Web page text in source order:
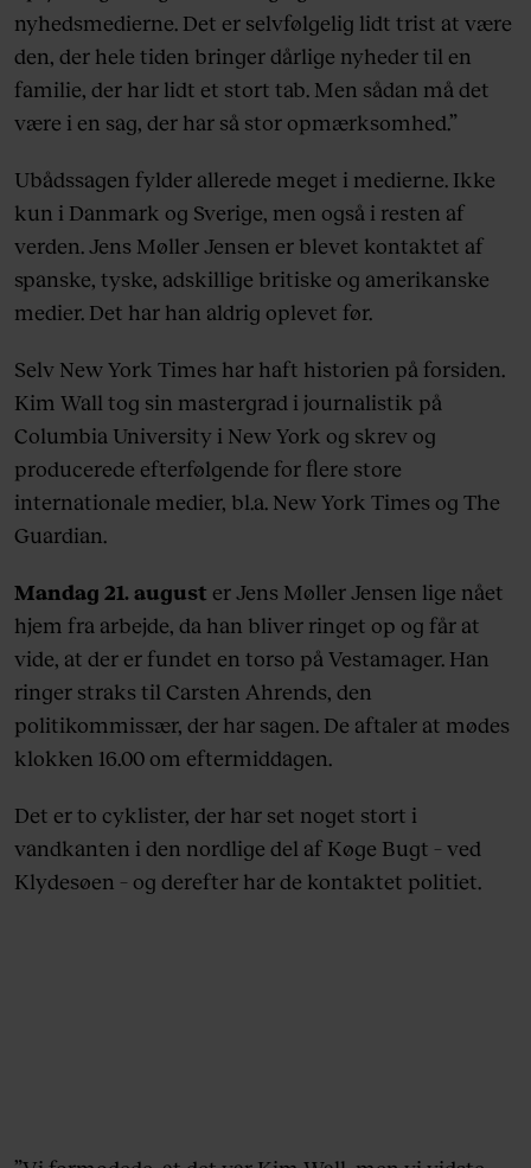
nyhedsmedierne. Det er selvfølgelig lidt trist at være
den, der hele tiden bringer dårlige nyheder til en
familie, der har lidt et stort tab. Men sådan må det
være i en sag, der har så stor opmærksomhed.”
Ubådssagen fylder allerede meget i medierne. Ikke
kun i Danmark og Sverige, men også i resten af
verden. Jens Møller Jensen er blevet kontaktet af
spanske, tyske, adskillige britiske og amerikanske
medier. Det har han aldrig oplevet før.
Selv New York Times har haft historien på forsiden.
Kim Wall tog sin mastergrad i journalistik på
Columbia University i New York og skrev og
producerede efterfølgende for flere store
internationale medier, bl.a. New York Times og The
Guardian.
Mandag 21. august er Jens Møller Jensen lige nået
hjem fra arbejde, da han bliver ringet op og får at
vide, at der er fundet en torso på Vestamager. Han
ringer straks til Carsten Ahrends, den
politikommissær, der har sagen. De aftaler at mødes
klokken 16.00 om eftermiddagen.
Det er to cyklister, der har set noget stort i
vandkanten i den nordlige del af Køge Bugt – ved
Klydesøen – og derefter har de kontaktet politiet.